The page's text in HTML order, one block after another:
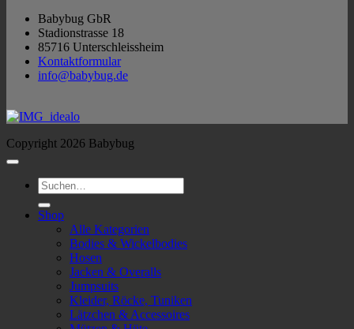
Babybug GbR
Stadionstrasse 18
85716 Unterschleissheim
Kontaktformular
info@babybug.de
Copyright 2026 Babybug
Suchen
nach:
Shop
Alle Kategorien
Bodies & Wickelbodies
Hosen
Jacken & Overalls
Jumpsuits
Kleider, Röcke, Tuniken
Lätzchen & Accessoires